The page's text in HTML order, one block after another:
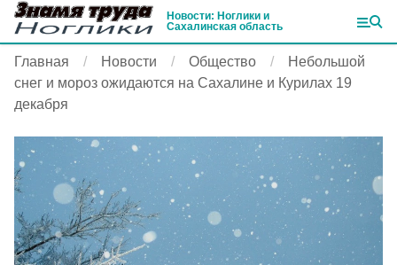
Новости: Ноглики и
Сахалинская область
Главная Новости Общество
Небольшой
снег и мороз ожидаются на Сахалине и Курилах 19
декабря